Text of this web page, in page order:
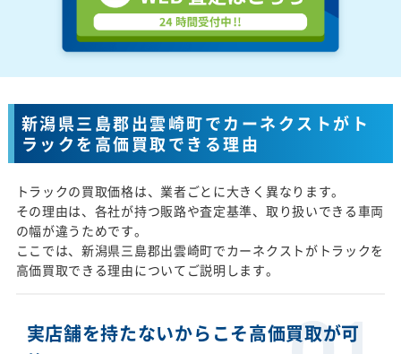
新潟県三島郡出雲崎町でカーネクストがト
ラックを高価買取できる理由
トラックの買取価格は、業者ごとに大きく異なります。
その理由は、各社が持つ販路や査定基準、取り扱いできる車両
の幅が違うためです。
ここでは、新潟県三島郡出雲崎町でカーネクストがトラックを
高価買取できる理由についてご説明します。
実店舗を持たないからこそ高価買取が可